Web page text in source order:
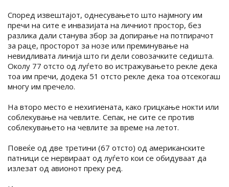
Според извештајот, однесувањето што најмногу им
пречи на сите е инвазијата на личниот простор, без
разлика дали станува збор за допирање на потпирачот
за раце, просторот за нозе или преминување на
невидливата линија што ги дели совозачките седишта.
Околу 77 отсто од луѓето во истражувањето рекле дека
тоа им пречи, додека 51 отсто рекле дека тоа отсекогаш
многу им пречело.
На второ место е нехигиената, како грицкање нокти или
соблекување на чевлите. Сепак, не сите се против
соблекувањето на чевлите за време на летот.
Повеќе од две третини (67 отсто) од американските
патници се нервираат од луѓето кои се обидуваат да
излезат од авионот преку ред.